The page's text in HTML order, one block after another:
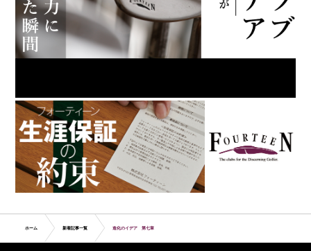
ホーム 新着記事一覧 進化のイデア 第七章